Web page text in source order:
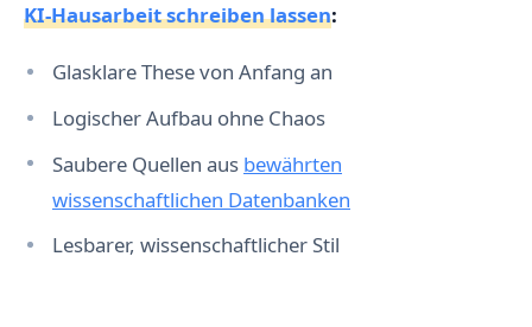
KI-Hausarbeit schreiben lassen:
Glasklare These von Anfang an
Logischer Aufbau ohne Chaos
Saubere Quellen aus bewährten
wissenschaftlichen Datenbanken
Lesbarer, wissenschaftlicher Stil